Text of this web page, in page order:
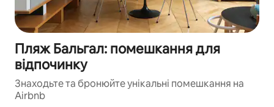
Пляж Бальгал: помешкання для
відпочинку
Знаходьте та бронюйте унікальні помешкання на
Airbnb